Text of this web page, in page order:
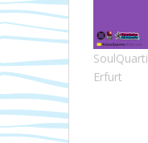
Erfurt